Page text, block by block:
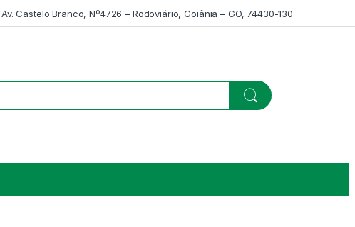
Av. Castelo Branco, Nº4726 – Rodoviário, Goiânia – GO, 74430-130